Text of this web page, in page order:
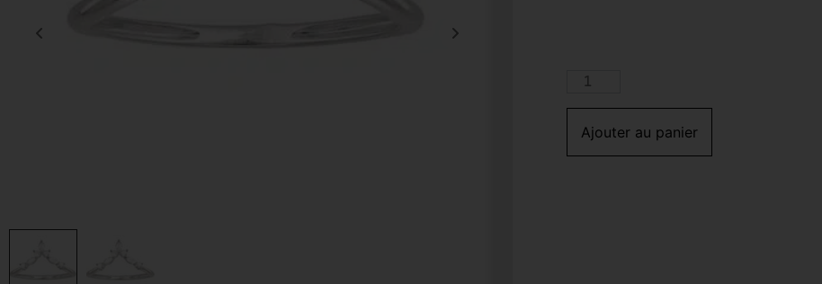
Ajouter au panier